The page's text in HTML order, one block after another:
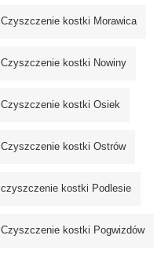
Czyszczenie kostki Morawica
Czyszczenie kostki Nowiny
Czyszczenie kostki Osiek
Czyszczenie kostki Ostrów
czyszczenie kostki Podlesie
Czyszczenie kostki Pogwizdów